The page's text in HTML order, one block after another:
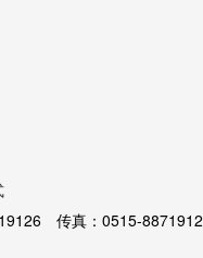
传真：0515-